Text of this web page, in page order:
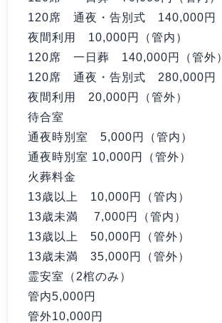
120席 通夜・告別式 140,000円
夜間利用
10,000円（管内）
120席 一日葬 140,000円（管外）
120席 通夜・告別式 280,000円
夜間利用
20,000円（管外）
待合室
通夜時別室
5,000円（管内）
通夜時別室 10,000円（管外）
火葬料金
13歳以上
10,000円（管内）
13歳未満
7,000円（管内）
13歳以上
50,000円（管外）
13歳未満
35,000円（管外）
霊安室（2棺のみ）
管内5,000円
管外10,000円